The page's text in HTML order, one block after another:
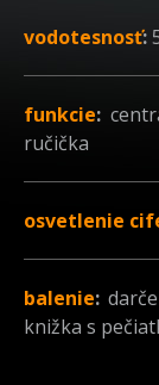
vodotesnosť:
funkcie:
ručička
osvetlenie
balenie:
knižka s